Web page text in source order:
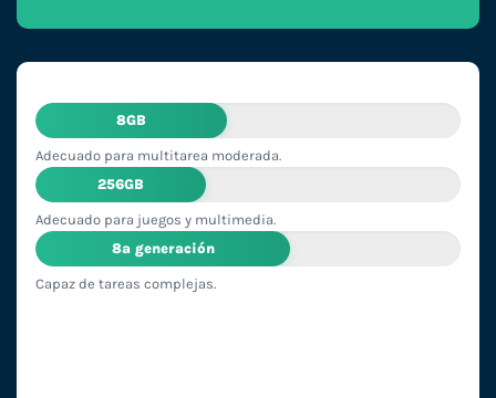
8GB
Adecuado para multitarea moderada.
256GB
Adecuado para juegos y multimedia.
8ª generación
Capaz de tareas complejas.